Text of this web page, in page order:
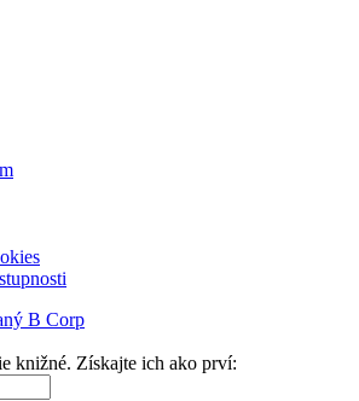
B Corp
knižné. Získajte ich ako prví: